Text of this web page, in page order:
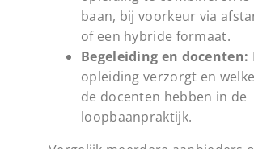
baan, bij voorkeur via
of een hybride formaat.
Begeleiding en docenten:
opleiding verzorgt en
de docenten hebben in de
loopbaanpraktijk.